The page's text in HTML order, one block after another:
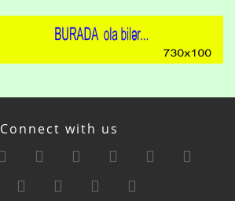
Connect with us